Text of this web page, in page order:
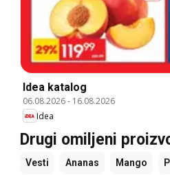
Idea katalog
06.08.2026- 16.08.2026
Idea
Drugi omiljeni
Vesti Ananas Mango